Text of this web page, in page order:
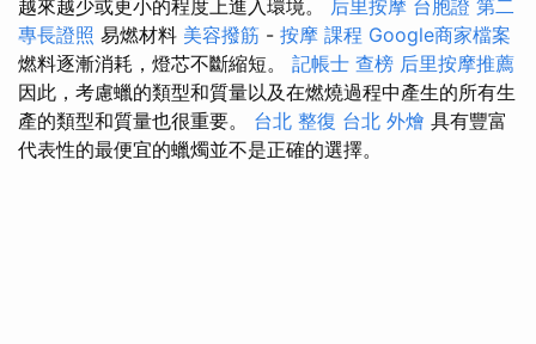
越來越少或更小的程度上進入環境。 后里按摩 台胞證 第二
專長證照 易燃材料 美容撥筋 - 按摩 課程 Google商家檔案
燃料逐漸消耗，燈芯不斷縮短。 記帳士 查榜 后里按摩推薦
因此，考慮蠟的類型和質量以及在燃燒過程中產生的所有生
產的類型和質量也很重要。 台北 整復 台北 外燴 具有豐富
代表性的最便宜的蠟燭並不是正確的選擇。